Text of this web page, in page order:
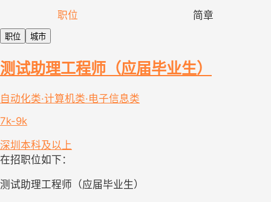
职位 简章
职位 城市
测试助理工程师（应届毕业生）
自动化类·计算机类·电子信息类
7k-9k
深圳 本科及以上
在招职位如下：
测试助理工程师（应届毕业生）